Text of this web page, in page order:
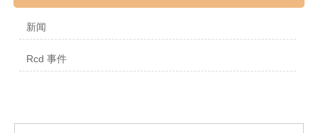
新闻
Rcd 事件